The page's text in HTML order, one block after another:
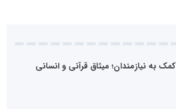
کمک به نیازمندان؛ میثاق قرآنی و انسانی